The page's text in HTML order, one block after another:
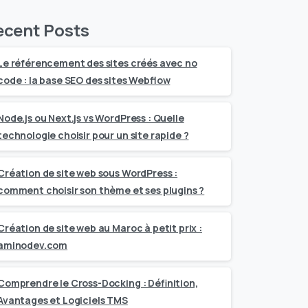
Posts
référencement des sites créés avec no
: la base SEO des sites Webflow
ou Next.js vs WordPress : Quelle
choisir pour un site rapide ?
de site web sous WordPress :
choisir son thème et ses plugins ?
de site web au Maroc à petit prix :
le Cross-Docking : Définition,
et Logiciels TMS